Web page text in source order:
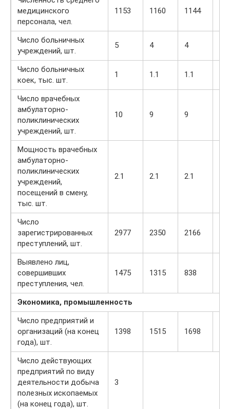
медицинского
персонала, чел.
1153 1160 1144
Число больничных
учреждений, шт.
5 4 4
Число больничных
коек, тыс. шт.
1 1.1 1.1
Число врачебных
амбулаторно-
поликлинических
учреждений, шт.
10 9 9
Мощность врачебных
амбулаторно-
поликлинических
учреждений,
посещений в смену,
тыс. шт.
2.1 2.1 2.1
Число
зарегистрированных
преступлений, шт.
2977 2350 2166
Выявлено лиц,
совершивших
преступления, чел.
1475 1315 838
Экономика, промышленность
Число предприятий и
организаций (на конец
года), шт.
1398 1515 1698
Число действующих
предприятий по виду
деятельности добыча
полезных ископаемых
(на конец года), шт.
3